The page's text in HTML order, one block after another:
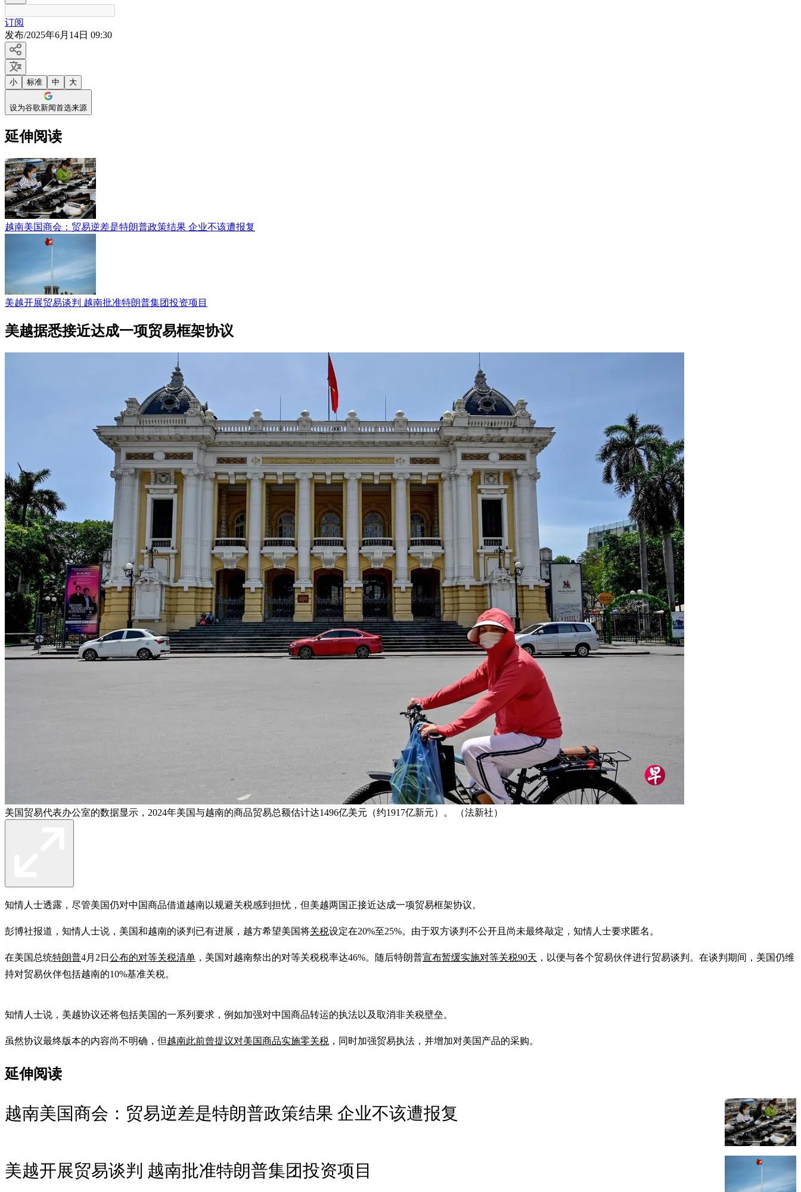
订阅
发布/2025年6月14日 09:30
小 标准 中 大
设为谷歌新闻首选来源
延伸阅读
越南美国商会：贸易逆差是特朗普政策结果 企业不该遭报复
美越开展贸易谈判 越南批准特朗普集团投资项目
美越据悉接近达成一项贸易框架协议
美国贸易代表办公室的数据显示，2024年美国与越南的商品贸易总额估计达1496亿美元（约1917亿新元）。 （法新社）
知情人士透露，尽管美国仍对中国商品借道越南以规避关税感到担忧，但美越两国正接近达成一项贸易框架协议。
彭博社报道，知情人士说，美国和越南的谈判已有进展，越方希望美国将关税设定在20%至25%。由于双方谈判不公开且尚未最终敲定，知情人士要求匿名。
在美国总统特朗普4月2日 公布的对等关税清单 ，美国对越南祭出的对等关税税率达46%。随后特朗普宣布暂缓实施对等关税90天 ，以便与各个贸易伙伴进行贸易谈判。在谈判期间，美国仍维
持对贸易伙伴包括越南的10%基准关税。
知情人士说，美越协议还将包括美国的一系列要求，例如加强对中国商品转运的执法以及取消非关税壁垒。
虽然协议最终版本的内容尚不明确，但越南此前曾提议对美国商品实施零关税 ，同时加强贸易执法，并增加对美国产品的采购。
延伸阅读
越南美国商会：贸易逆差是特朗普政策结果 企业不该遭报复
美越开展贸易谈判 越南批准特朗普集团投资项目